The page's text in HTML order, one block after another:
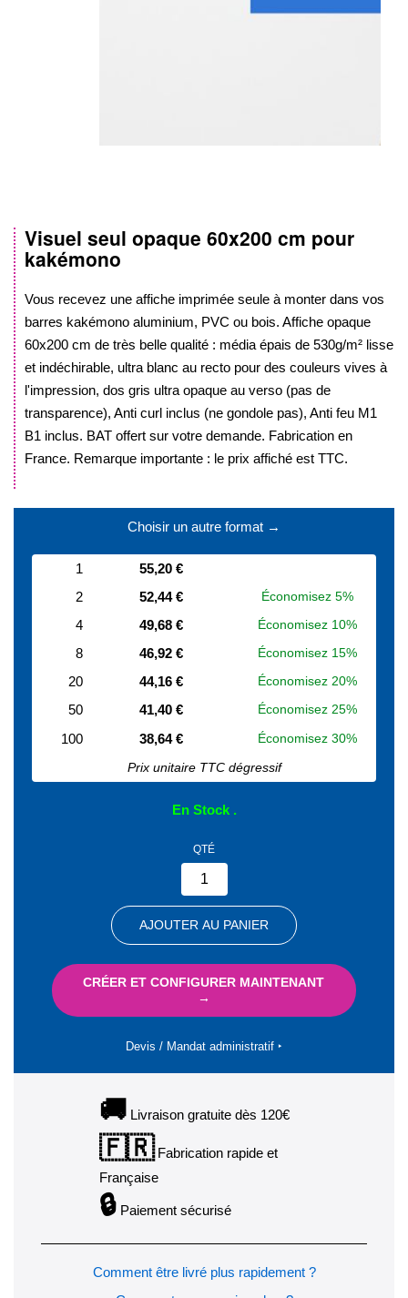
Skip
to
the
beginning
of
the
images
gallery
Visuel seul opaque 60x200 cm pour
kakémono
Vous recevez une affiche imprimée seule à monter dans vos
barres kakémono aluminium, PVC ou bois. Affiche opaque
60x200 cm de très belle qualité : média épais de 530g/m² lisse
et indéchirable, ultra blanc au recto pour des couleurs vives à
l'impression, dos gris ultra opaque au verso (pas de
transparence), Anti curl inclus (ne gondole pas), Anti feu M1
B1 inclus. BAT offert sur votre demande. Fabrication en
France. Remarque importante : le prix affiché est TTC.
Choisir un autre format →
1
55,20 €
2
52,44 € Économisez 5%
4 49,68 € Économisez 10%
8 46,92 € Économisez 15%
20 44,16 € Économisez 20%
50 41,40 € Économisez 25%
100 38,64 €
Économisez 30%
Prix unitaire TTC dégressif
En Stock
QTÉ
AJOUTER AU PANIER
CRÉER ET CONFIGURER MAINTENANT
→
Devis / Mandat administratif ‣
🚚 Livraison gratuite dès 120€
🇫🇷Fabrication rapide et
Française
🔒 Paiement sécurisé
Comment être livré plus rapidement ?